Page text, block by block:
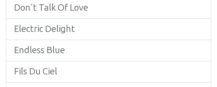
Don't Talk Of Love
Electric Delight
Endless Blue
Fils Du Ciel